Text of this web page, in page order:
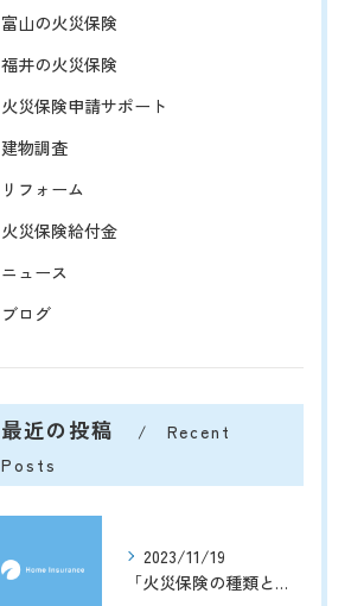
富山の火災保険
福井の火災保険
火災保険申請サポート
建物調査
リフォーム
火災保険給付金
ニュース
ブログ
最近の投稿
Recent
Posts
2023/11/19
「火災保険の種類と選び方ガイド」